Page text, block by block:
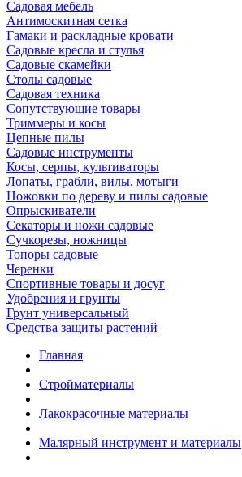
Садовая мебель
Антимоскитная сетка
Гамаки и раскладные кровати
Садовые кресла и стулья
Садовые скамейки
Столы садовые
Садовая техника
Сопутствующие товары
Триммеры и косы
Цепные пилы
Садовые инструменты
Косы, серпы, культиваторы
Лопаты, грабли, вилы, мотыги
Ножовки по дереву и пилы садовые
Опрыскиватели
Секаторы и ножи садовые
Сучкорезы, ножницы
Топоры садовые
Черенки
Спортивные товары и досуг
Удобрения и грунты
Грунт универсальный
Средства защиты растений
Главная
Стройматериалы
Лакокрасочные материалы
Малярный инструмент и материалы